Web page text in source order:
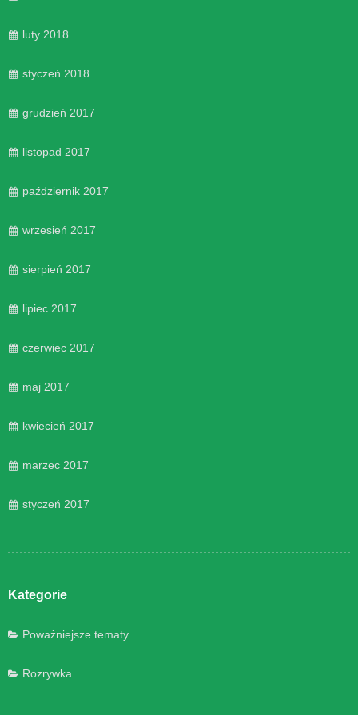
luty 2018
styczeń 2018
grudzień 2017
listopad 2017
październik 2017
wrzesień 2017
sierpień 2017
lipiec 2017
czerwiec 2017
maj 2017
kwiecień 2017
marzec 2017
styczeń 2017
Kategorie
Poważniejsze tematy
Rozrywka